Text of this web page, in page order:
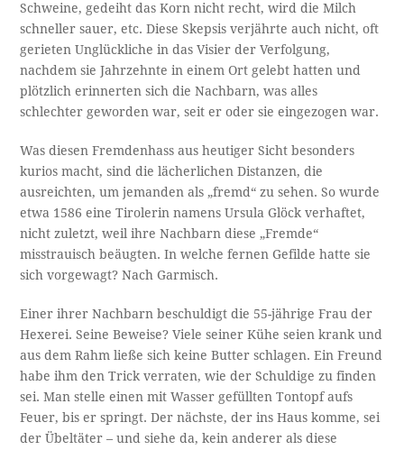
Schweine, gedeiht das Korn nicht recht, wird die Milch
schneller sauer, etc. Diese Skepsis verjährte auch nicht, oft
gerieten Unglückliche in das Visier der Verfolgung,
nachdem sie Jahrzehnte in einem Ort gelebt hatten und
plötzlich erinnerten sich die Nachbarn, was alles
schlechter geworden war, seit er oder sie eingezogen war.
Was diesen Fremdenhass aus heutiger Sicht besonders
kurios macht, sind die lächerlichen Distanzen, die
ausreichten, um jemanden als „fremd“ zu sehen. So wurde
etwa 1586 eine Tirolerin namens Ursula Glöck verhaftet,
nicht zuletzt, weil ihre Nachbarn diese „Fremde“
misstrauisch beäugten. In welche fernen Gefilde hatte sie
sich vorgewagt? Nach Garmisch.
Einer ihrer Nachbarn beschuldigt die 55-jährige Frau der
Hexerei. Seine Beweise? Viele seiner Kühe seien krank und
aus dem Rahm ließe sich keine Butter schlagen. Ein Freund
habe ihm den Trick verraten, wie der Schuldige zu finden
sei. Man stelle einen mit Wasser gefüllten Tontopf aufs
Feuer, bis er springt. Der nächste, der ins Haus komme, sei
der Übeltäter – und siehe da, kein anderer als diese